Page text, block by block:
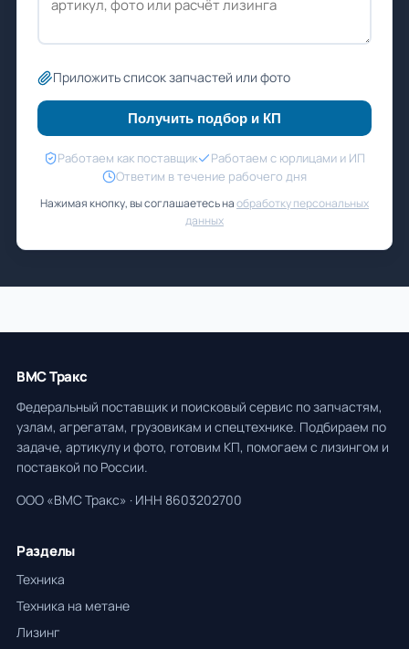
Приложить список запчастей или фото
Получить подбор и КП
Работаем как поставщик
Работаем с юрлицами и ИП
Ответим в течение рабочего дня
Нажимая кнопку, вы соглашаетесь наобработку персональных
данных
ВМС Тракс
Федеральный поставщик и поисковый сервис по запчастям,
узлам, агрегатам, грузовикам и спецтехнике. Подбираем по
задаче, артикулу и фото, готовим КП, помогаем с лизингом и
поставкой по России.
ООО «ВМС Тракс» · ИНН 8603202700
Разделы
Техника
Техника на метане
Лизинг